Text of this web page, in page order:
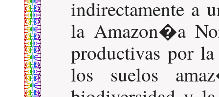
indirectamente a
la Amazon�a
productivas por
los suelos